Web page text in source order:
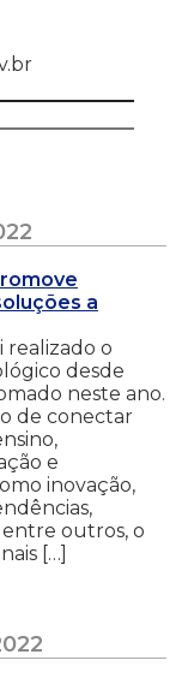
a
realizado o
desde
neste ano.
de conectar
e
inovação,
outros, o
[…]